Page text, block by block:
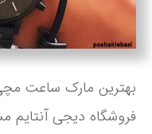
بهترین مارک ساعت مچی
فروشگاه دیجی آنتایم